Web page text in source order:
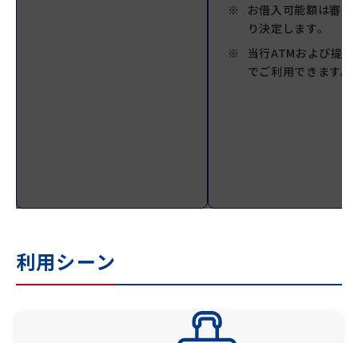
お借入可能額は審査
り決定します。
当行ATMおよび提携
でご利用できます。
利用シーン